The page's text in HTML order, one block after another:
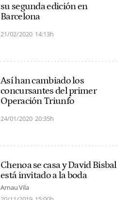
su segunda edición en
Barcelona
21/02/2020 14:13h
Así han cambiado los
concursantes del primer
Operación Triunfo
24/01/2020 20:35h
Chenoa se casa y David Bisbal
está invitado a la boda
Arnau Vila